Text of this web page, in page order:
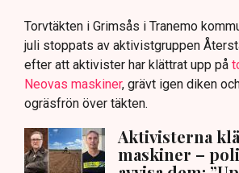
Torvtäkten i Grimsås i Tranemo
juli stoppats av aktivistgruppen
efter att aktivister har klättrat upp på
Neovas maskiner, grävt igen diken
ogräsfrön över täkten.
Aktivisterna
maskiner –